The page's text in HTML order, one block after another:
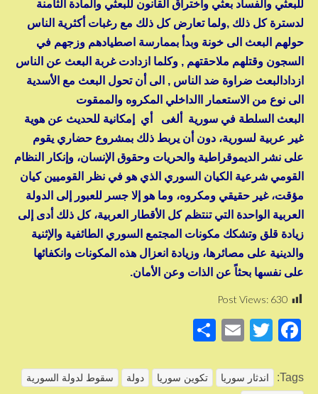
للبعثي والفساد بعثي واختراق القانون للبعثي والمادة الثامنة
لدسترة كل ذلك ,ولما تعارض كل ذلك مع رغبات أكثرية الناس
حولهم البعث الى خونة وبدأ بممارسة اصطيادهم وزجهم في
السجون وقتلهم ملاحقتهم , وكلما ازدادت غربة البعث عن الناس
ازدادالبعث ضراوة ضد الناس , الى أن تحول البعث مع الأسدية
الى نوع من الاستعمار االداخلي المكروه والممقوت
البعث السلطة في سورية ألغى أي إمكانية للحديث عن هوية
غير عربية لسورية، دون أن يربط ذلك بمشروع حضاري يقوم
على نشر الديموقراطية والحريات وحقوق الإنسان، وإنكار النظام
القومي شرعية الكيان السوري الذي هو في نظر القوميين كيان
مؤقت، غير حقيقي ومكروه، وما هو إلا جسر للعبور إلى الدولة
العربية الواحدة التي تنتظم كل الأقطار العربية، كل ذلك أدى إلى
زيادة قلق وتشكك مكونات المجتمع السوري الطائفية والإثنية
والدينية على مصائرها، وزيادة انعزال هذه المكونات وانكفائها
على نفسها بحثاً عن الذات وعن الأمان.
Post Views: 630
F
c
T
tt
E
ail
ar
Tags: اندثار سوريا تكوين سوريا دولة سقوط لدولة السورية